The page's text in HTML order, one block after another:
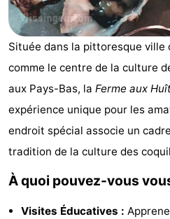
Greve
Zeeuwse
Kust
Campings
Chambre
-
De
Oase
-
Duinoord
Située dans la pittoresque ville
comme le centre de la culture
aux Pays-Bas, la Ferme aux
expérience unique pour les
endroit spécial associe un
tradition de la culture des
À quoi pouvez-vous
Visites Éducatives :